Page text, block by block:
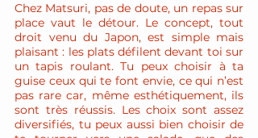
Chez Matsuri, pas de doute, un repas sur
place vaut le détour. Le concept, tout
droit venu du Japon, est simple mais
plaisant : les plats défilent devant toi sur
un tapis roulant. Tu peux choisir à ta
guise ceux qui te font envie, ce qui n’est
pas rare car, même esthétiquement, ils
sont très réussis. Les choix sont assez
diversifiés, tu peux aussi bien choisir de